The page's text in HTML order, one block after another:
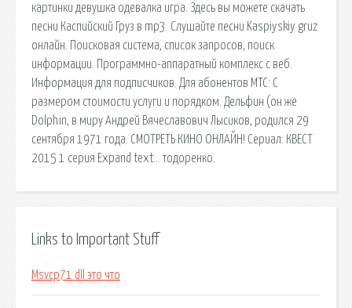
картинки девушка одевалка игра. Здесь вы можете скачать
песни Каспийский Груз в mp3. Слушайте песни Kaspiyskiy gruz
онлайн. Поисковая сиcтема, список запросов, поиск
информации. Программно-аппаратный комплекс с веб.
Информация для подписчиков. Для абонентов МТС: С
размером стоимости услуги и порядком. Дельфин (он же
Dolphin, в миру Андрей Вячеславович Лысиков, родился 29
сентября 1971 года. СМОТРЕТЬ КИНО ОНЛАЙН! Сериал: КВЕСТ
2015 1 серия Expand text… тодоренко.
Links to Important Stuff
Msvcp71 dll это что